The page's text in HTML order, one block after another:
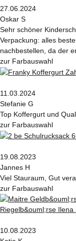
27.06.2024
Oskar S
Sehr schöner
Verpackung: alles
nachbestellen, da der
zur Farbauswahl
11.03.2024
Stefanie G
Top Koffergurt und
zur Farbauswahl
19.08.2023
Jannes H
Viel Stauraum, Gut
zur Farbauswahl
10.08.2023